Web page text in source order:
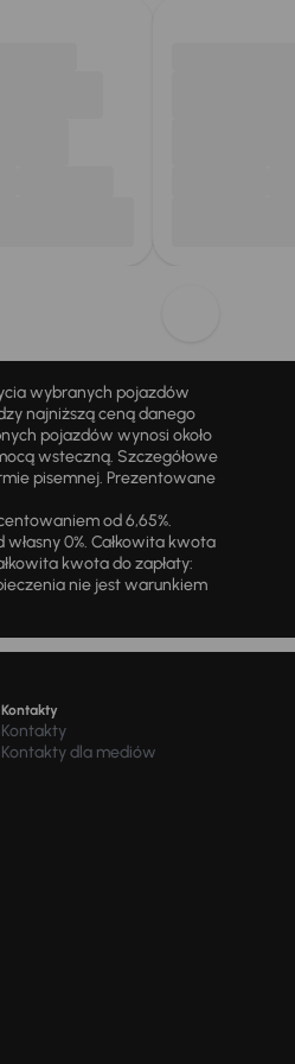
wybranych pojazdów
najniższą ceną danego
pojazdów wynosi około
wsteczną. Szczegółowe
pisemnej. Prezentowane
od 6,65%.
0%. Całkowita kwota
kwota do zapłaty:
nie jest warunkiem
Kontakty
Kontakty
Kontakty dla mediów